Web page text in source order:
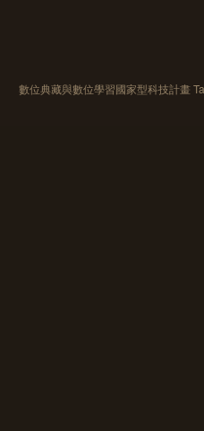
數位典藏與數位學習國家型科技計畫